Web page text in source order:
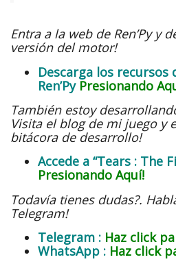
Entra a la web de Ren’Py y
versión del motor!
Descarga los recursos
Ren’Py Presionando
También estoy
Visita el blog de mi juego y
bitácora de desarrollo!
Accede a “Tears : The
Presionando Aquí!
Todavía tienes dudas?.
Telegram!
Telegram : Haz click
WhatsApp : Haz click